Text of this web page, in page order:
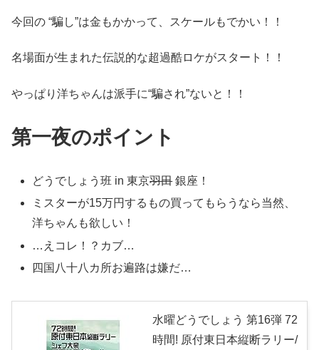
今回の “騙し”は金もかかって、スケールもでかい！！
名場面が生まれた伝説的な超過酷ロケがスタート！！
やっぱり洋ちゃんは派手に“騙され”ないと！！
第一夜のポイント
どうでしょう班 in 東京羽田銀座！
ミスターが15万円するもの買ってもらうなら当然、
洋ちゃんも欲しい！
…えコレ！？カブ…
四国八十八カ所お遍路は嫌だ…
水曜どうでしょう 第16弾 72
時間! 原付東日本縦断ラリー/